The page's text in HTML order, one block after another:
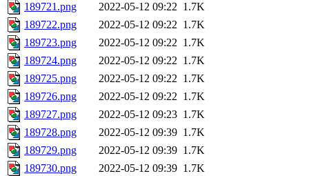
189721.png
2022-05-12 09:22 1.7K
189722.png
2022-05-12 09:22 1.7K
189723.png
2022-05-12 09:22 1.7K
189724.png
2022-05-12 09:22 1.7K
189725.png
2022-05-12 09:22 1.7K
189726.png
2022-05-12 09:22 1.7K
189727.png
2022-05-12 09:23 1.7K
189728.png
2022-05-12 09:39 1.7K
189729.png
2022-05-12 09:39 1.7K
189730.png
2022-05-12 09:39 1.7K